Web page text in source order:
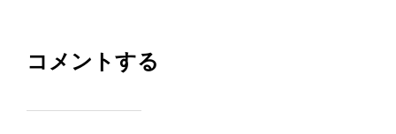
コメントする